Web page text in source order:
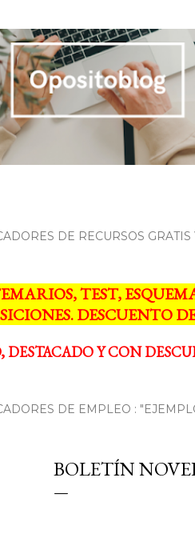
DE RECURSOS
TEST,
DESCUENTO
Y CON
DE EMPLEO :
BOLETÍN